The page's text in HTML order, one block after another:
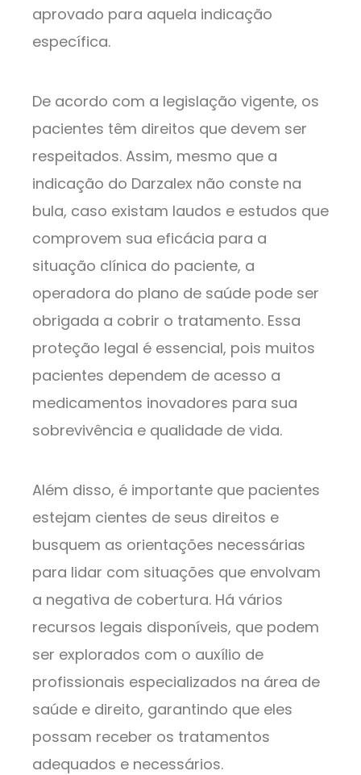
aprovado para aquela indicação
específica.
De acordo com a legislação vigente, os
pacientes têm direitos que devem ser
respeitados. Assim, mesmo que a
indicação do Darzalex não conste na
bula, caso existam laudos e estudos que
comprovem sua eficácia para a
situação clínica do paciente, a
operadora do plano de saúde pode ser
obrigada a cobrir o tratamento. Essa
proteção legal é essencial, pois muitos
pacientes dependem de acesso a
medicamentos inovadores para sua
sobrevivência e qualidade de vida.
Além disso, é importante que pacientes
estejam cientes de seus direitos e
busquem as orientações necessárias
para lidar com situações que envolvam
a negativa de cobertura. Há vários
recursos legais disponíveis, que podem
ser explorados com o auxílio de
profissionais especializados na área de
saúde e direito, garantindo que eles
possam receber os tratamentos
adequados e necessários.